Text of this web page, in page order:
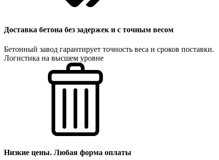
Доставка бетона без задержек и с точным весом
Бетонный завод гарантирует точность веса и сроков поставки.
Логистика на высшем уровне
Низкие цены. Любая форма оплаты